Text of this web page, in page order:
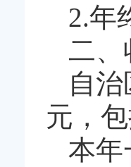
2.年
二、
自
元，
本年